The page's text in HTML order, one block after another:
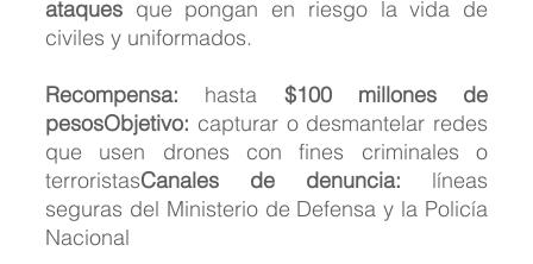
ataques que pongan en riesgo la vida de
civiles y uniformados.
Recompensa: hasta $100 millones de
pesosObjetivo: capturar o desmantelar redes
que usen drones con fines criminales o
terroristasCanales de denuncia: líneas
seguras del Ministerio de Defensa y la Policía
Nacional